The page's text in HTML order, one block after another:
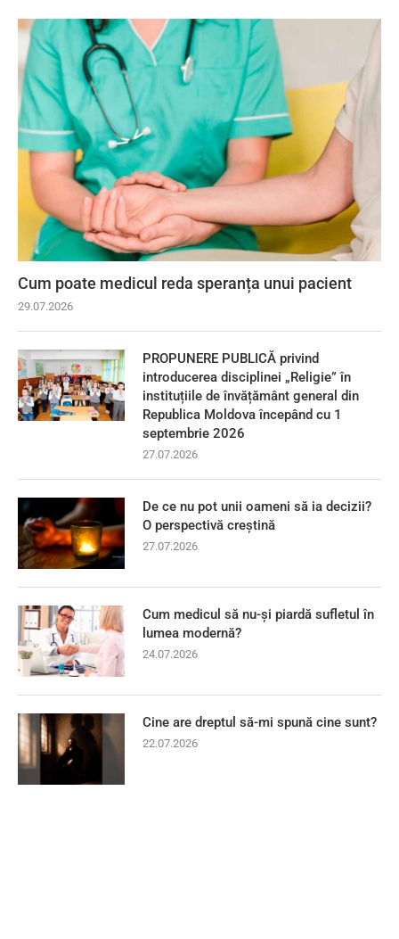
Cum poate medicul reda speranța unui pacient
29.07.2026
PROPUNERE PUBLICĂ privind
introducerea disciplinei „Religie” în
instituțiile de învățământ general din
Republica Moldova începând cu 1
septembrie 2026
27.07.2026
De ce nu pot unii oameni să ia decizii?
O perspectivă creștină
27.07.2026
Cum medicul să nu-și piardă sufletul în
lumea modernă?
24.07.2026
Cine are dreptul să-mi spună cine sunt?
22.07.2026